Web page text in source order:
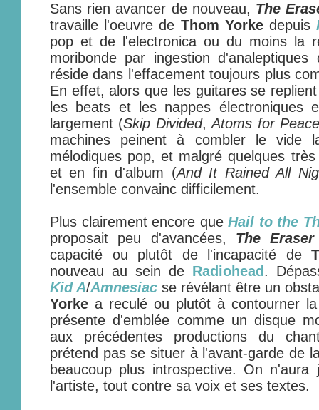
Sans rien avancer de nouveau, The
travaille l'oeuvre de Thom Yorkedepuis
pop et de l'electronica ou du moins la
moribonde par ingestion
réside dans l'effacement toujours plus
En effet, alors que les guitares se
les beats et les nappes électroniques
largement (Skip Divided,Atoms for
machines peinent à combler le vide
mélodiques pop, et malgré quelques
et en fin d'album (And It Rained All
l'ensemble convainc difficilement.
Plus clairement encore que Hail to the
proposait peu d'avancées, The Eraser
capacité ou plutôt de l'incapacité de
nouveau au sein de Radiohead .
Kid A/Amnesiac se révélant être un
Yorke a reculé ou plutôt à contourner
présente d'emblée comme un disque
aux précédentes productions du
prétend pas se situer à l'avant-garde de
beaucoup plus introspective. On
l'artiste, tout contre sa voix et ses textes.